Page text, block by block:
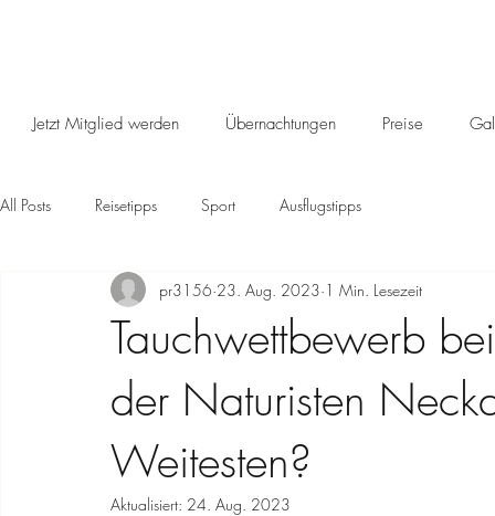
Jetzt Mitglied werden Übernachtungen Preise
All Posts Reisetipps Sport Ausflugstipps
Tauchwettbewerb
der Naturisten
Weitesten?
pr3156 23. Aug. 2023 1 Min. Lesezeit
Aktualisiert: 24. Aug. 2023